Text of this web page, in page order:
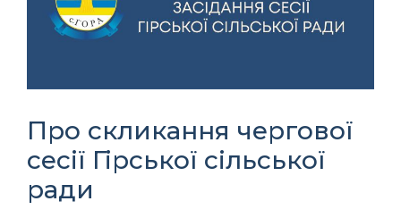
Про скликання чергової
сесії Гірської сільської
ради